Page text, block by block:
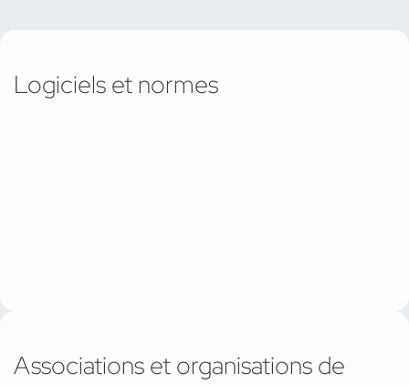
Logiciels et normes
Associations et organisations de